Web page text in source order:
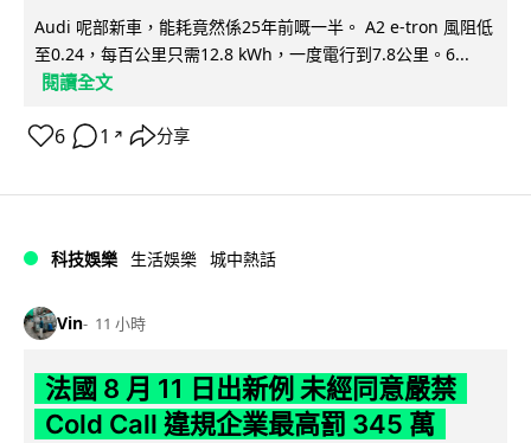
Audi 呢部新車，能耗竟然係25年前嘅一半。 A2 e-tron 風阻低
至0.24，每百公里只需12.8 kWh，一度電行到7.8公里。6...
閱讀全文
6 1 ↗ 分享
科技娛樂 生活娛樂 城中熱話
Vin 11 小時
法國 8 月 11 日出新例 未經同意嚴禁
Cold Call 違規企業最高罰 345 萬